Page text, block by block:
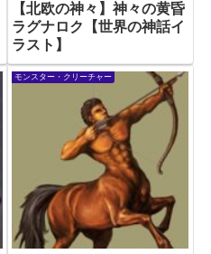
【北欧の神々】神々の黄昏
ラグナロク【世界の神話イ
ラスト】
モンスター・クリーチャー